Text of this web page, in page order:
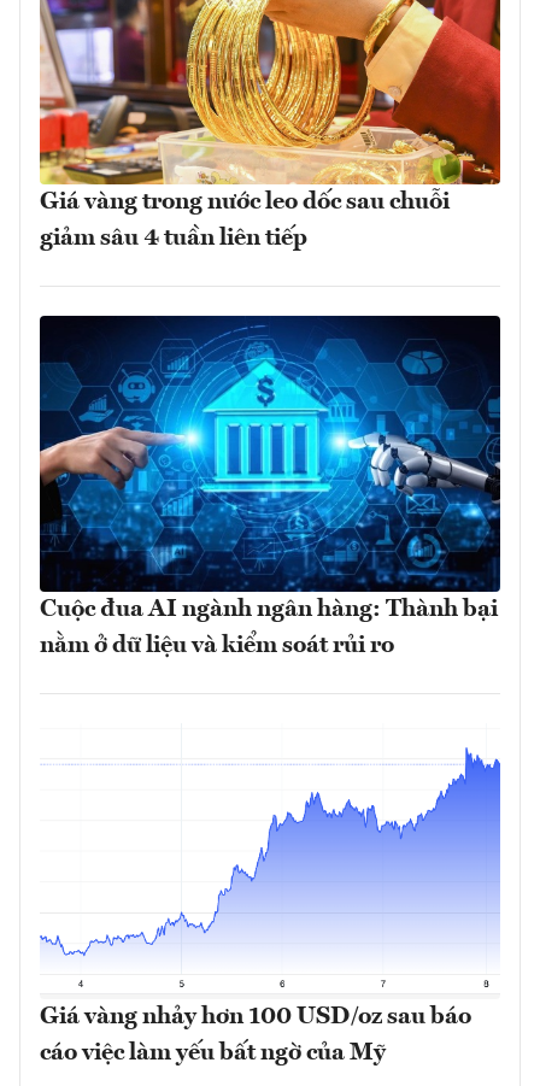
Giá vàng trong nước leo dốc sau chuỗi
giảm sâu 4 tuần liên tiếp
Cuộc đua AI ngành ngân hàng: Thành bại
nằm ở dữ liệu và kiểm soát rủi ro
Giá vàng nhảy hơn 100 USD/oz sau báo
cáo việc làm yếu bất ngờ của Mỹ